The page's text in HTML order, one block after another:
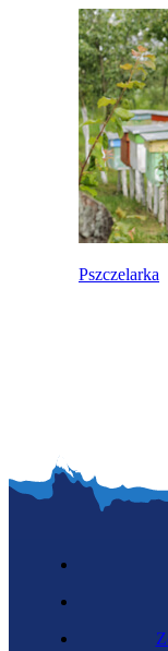
Pszczelarka